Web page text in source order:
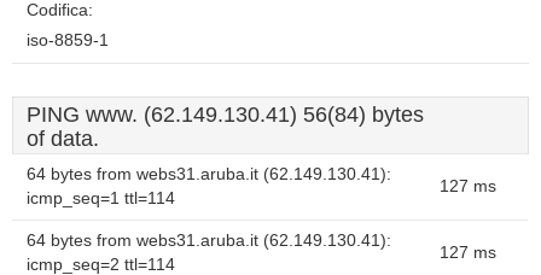
Codifica:
iso-8859-1
PING www. (62.149.130.41) 56(84) bytes
of data.
64 bytes from webs31.aruba.it (62.149.130.41):
icmp_seq=1 ttl=114
127 ms
64 bytes from webs31.aruba.it (62.149.130.41):
icmp_seq=2 ttl=114
127 ms